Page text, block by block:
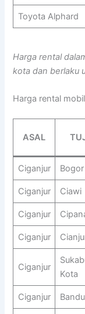
Toyota Alphard
Harga rental
kota dan berlaku
Harga rental
ASAL
Ciganjur
Ciganjur Ciawi
Ciganjur
Ciganjur
Ciganjur
Kota
Ciganjur